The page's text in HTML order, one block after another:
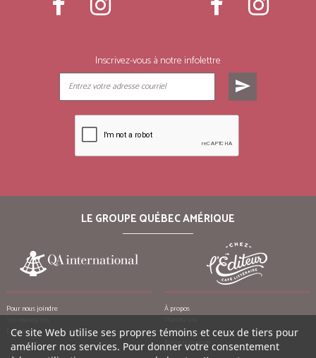
Inscrivez-vous à notre infolettre
send
LE GROUPE QUÉBEC AMÉRIQUE
Pour nous joindre
Emplois
À propos
Crédits
Remerciements
Ce site Web utilise ses propres témoins et ceux de tiers pour
améliorer nos services. Pour donner votre consentement